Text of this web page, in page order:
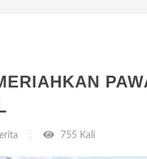
755 Kali